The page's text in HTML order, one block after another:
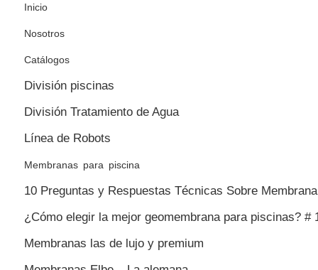
Inicio
Nosotros
Catálogos
División piscinas
División Tratamiento de Agua
Línea de Robots
Membranas para piscina
10 Preguntas y Respuestas Técnicas Sobre
¿Cómo elegir la mejor geomembrana para piscinas? #
Membranas las de lujo y premium